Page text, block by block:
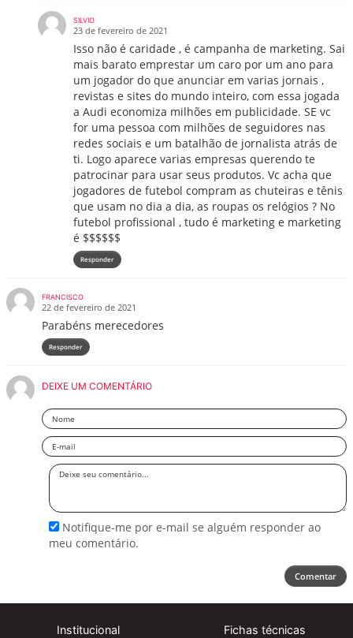
SILVIO
23 de fevereiro de 2021
Isso não é caridade , é campanha de marketing. Sai
mais barato emprestar um caro por um ano para
um jogador do que anunciar em varias jornais ,
revistas e sites do mundo inteiro, com essa jogada
a Audi economiza milhões em publicidade. SE vc
for uma pessoa com milhões de seguidores nas
redes sociais e um batalhão de jornalista atrás de
ti. Logo aparece varias empresas querendo te
patrocinar para usar seus produtos. Vc acha que
jogadores de futebol compram as chuteiras e tênis
que usam no dia a dia, as roupas os relógios ? No
futebol profissional , tudo é marketing e marketing
é $$$$$$
Responder
FRANCISCO
22 de fevereiro de 2021
Parabéns merecedores
Responder
DEIXE UM COMENTÁRIO
Nome
Email
Deixe
Notifique-me por e-mail se alguém responder ao
meu comentário.
Comentar
Institucional Fichas técnicas